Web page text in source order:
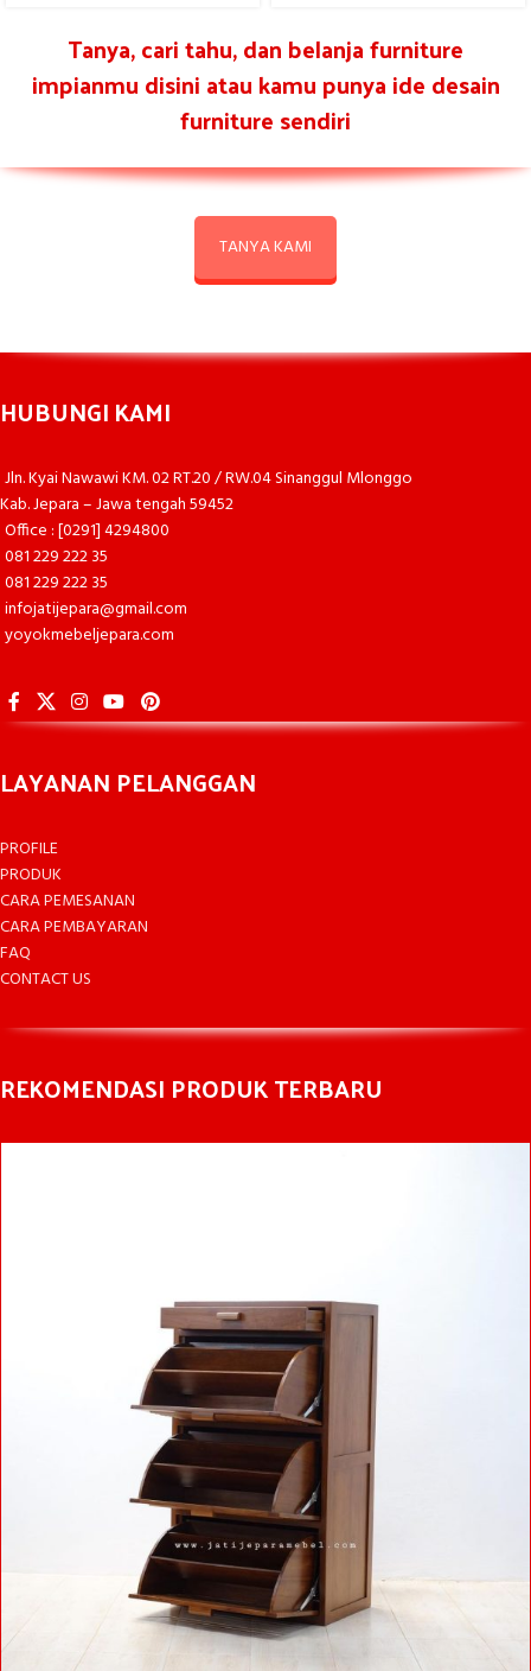
Tanya, cari tahu, dan belanja furniture
impianmu disini atau kamu punya ide desain
furniture sendiri
TANYA KAMI
HUBUNGI KAMI
Jln. Kyai Nawawi KM. 02 RT.20 / RW.04 Sinanggul Mlonggo
Kab. Jepara – Jawa tengah 59452
Office : [0291] 4294800
081 229 222 35
081 229 222 35
infojatijepara@gmail.com
yoyokmebeljepara.com
LAYANAN PELANGGAN
PROFILE
PRODUK
CARA PEMESANAN
CARA PEMBAYARAN
FAQ
CONTACT US
REKOMENDASI PRODUK TERBARU